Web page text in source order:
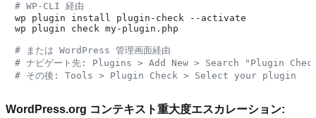
# WP-CLI 経由
wp plugin install plugin-check --activate
wp plugin check my-plugin.php
# または WordPress 管理画面経由
# ナビゲート先: Plugins > Add New > Search "Plugin
# その後: Tools > Plugin Check > Select your plugin
WordPress.org コンテキスト重大度エスカレーション: